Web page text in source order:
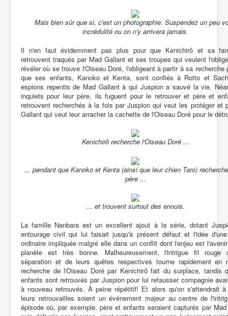
Mais bien sûr que si, c'est un photographie. Suspendez un peu
incrédulité ou on n'y arrivera jamais.
Il n'en faut évidemment pas plus pour que Kenichirô et sa
retrouvent traqués par Mad Gallant et ses troupes qui veulent
révéler où se trouve l'Oiseau Doré, l'obligeant à partir à sa recherche
que ses enfants, Kanoko et Kenta, sont confiés à Rotto et
espions repentis de Mad Gallant à qui Juspion a sauvé la vie.
inquiets pour leur père, ils fuguent pour le retrouver et père et
retrouvent recherchés à la fois par Juspion qui veut les protéger et
Gallant qui veut leur arracher la cachette de l'Oiseau Doré pour le
Kenichirô recherche l'Oiseau Doré ...
... pendant que Kanoko et Kenta (ainsi que leur chien Taro)
père ...
... et trouvent surtout des ennuis.
La famille Nanbara est un excellent ajout à la série, dotant
entourage civil qui lui faisait jusqu'à présent défaut et l'idée
ordinaire impliquée malgré elle dans un conflit dont l'enjeu est
planète est très bonne. Malheureusement, l'intrigue fil rouge
séparation et de leurs quêtes respectives tourne rapidement en
recherche de l'Oiseau Doré par Kenichirô fait du surplace, tandis
enfants sont retrouvés par Juspion pour lui refausser compagnie
à nouveau retrouvés. À peine répétitif! Et alors qu'on s'attendrait
leurs retrouvailles soient un événement majeur au centre de
épisode où, par exemple, père et enfants seraient capturés par